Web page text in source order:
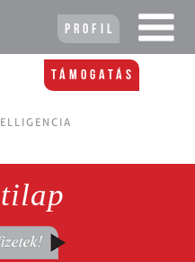
Profil
Támogatás